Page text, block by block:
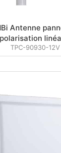
Antenne
polarisation
TPC-90930-12V